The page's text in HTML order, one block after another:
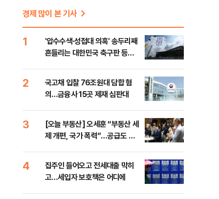
경제 많이 본 기사
1
'압수수색·성접대 의혹' 송두리째
흔들리는 대한민국 축구판 등
2
국고채 입찰 76조원대 담합 혐
의…금융사 15곳 제재 심판대
3
[오늘 부동산] 오세훈 “부동산 세
제 개편, 국가 폭력”…공급도 정
4
집주인 들어오고 전세대출 막히
고…세입자 보호책은 어디에